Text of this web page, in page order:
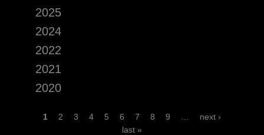
2025
2024
2022
2021
2020
P1 2 3 4 5 6 7 8 9
next ›
last »